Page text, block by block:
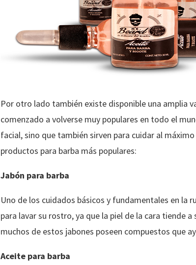
Por otro lado también existe disponible una amplia
comenzado a volverse muy populares en todo el
facial, sino que también sirven para cuidar al
productos para barba más populares:
Jabón para barba
Uno de los cuidados básicos y fundamentales en la
para lavar su rostro, ya que la piel de la cara tiende
muchos de estos jabones poseen compuestos que
Aceite para barba